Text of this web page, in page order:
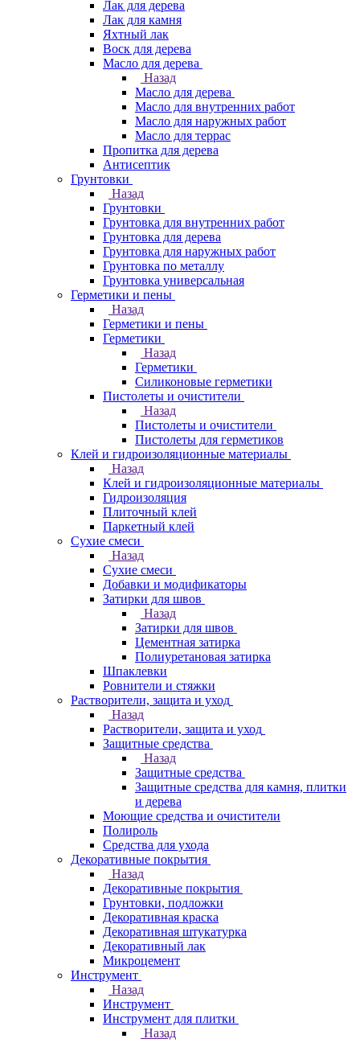
Лак для дерева
Лак для камня
Яхтный лак
Воск для дерева
Масло для дерева
Назад
Масло для дерева
Масло для внутренних работ
Масло для наружных работ
Масло для террас
Пропитка для дерева
Антисептик
Грунтовки
Назад
Грунтовки
Грунтовка для внутренних работ
Грунтовка для дерева
Грунтовка для наружных работ
Грунтовка по металлу
Грунтовка универсальная
Герметики и пены
Назад
Герметики и пены
Герметики
Назад
Герметики
Силиконовые герметики
Пистолеты и очистители
Назад
Пистолеты и очистители
Пистолеты для герметиков
Клей и гидроизоляционные материалы
Назад
Клей и гидроизоляционные материалы
Гидроизоляция
Плиточный клей
Паркетный клей
Сухие смеси
Назад
Сухие смеси
Добавки и модификаторы
Затирки для швов
Назад
Затирки для швов
Цементная затирка
Полиуретановая затирка
Шпаклевки
Ровнители и стяжки
Растворители, защита и уход
Назад
Растворители, защита и уход
Защитные средства
Назад
Защитные средства
Защитные средства для камня, плитки
и дерева
Моющие средства и очистители
Полироль
Средства для ухода
Декоративные покрытия
Назад
Декоративные покрытия
Грунтовки, подложки
Декоративная краска
Декоративная штукатурка
Декоративный лак
Микроцемент
Инструмент
Назад
Инструмент
Инструмент для плитки
Назад